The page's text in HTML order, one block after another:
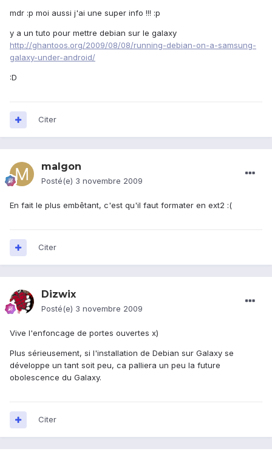
mdr :p moi aussi j'ai une super info !!! :p
y a un tuto pour mettre debian sur le galaxy
http://ghantoos.org/2009/08/08/running-debian-on-a-samsung-
galaxy-under-android/
:D
Citer
malgon
Posté(e) 3 novembre 2009
En fait le plus embêtant, c'est qu'il faut formater en ext2 :(
Citer
Dizwix
Posté(e) 3 novembre 2009
Vive l'enfoncage de portes ouvertes x)
Plus sérieusement, si l'installation de Debian sur Galaxy se
développe un tant soit peu, ca palliera un peu la future
obolescence du Galaxy.
Citer